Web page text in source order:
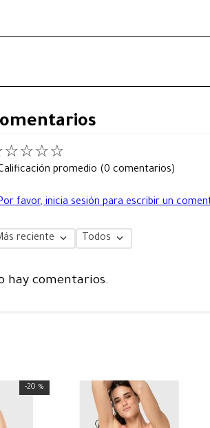
☆☆☆☆
promedio (0 comentarios)
favor, inicia sesión para escribir un
reciente Todos
hay comentarios.
-20 %